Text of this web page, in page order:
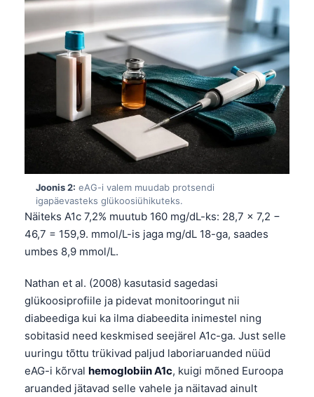
Joonis 2: eAG-i valem muudab protsendi
igapäevasteks glükoosiühikuteks.
Näiteks A1c 7,2% muutub 160 mg/dL-ks: 28,7 × 7,2 −
46,7 = 159,9. mmol/L-is jaga mg/dL 18-ga, saades
umbes 8,9 mmol/L.
Nathan et al. (2008) kasutasid sagedasi
glükoosiprofiile ja pidevat monitooringut nii
diabeediga kui ka ilma diabeedita inimestel ning
sobitasid need keskmised seejärel A1c-ga. Just selle
uuringu tõttu trükivad paljud laboriaruanded nüüd
eAG-i kõrval hemoglobiin A1c, kuigi mõned Euroopa
aruanded jätavad selle vahele ja näitavad ainult